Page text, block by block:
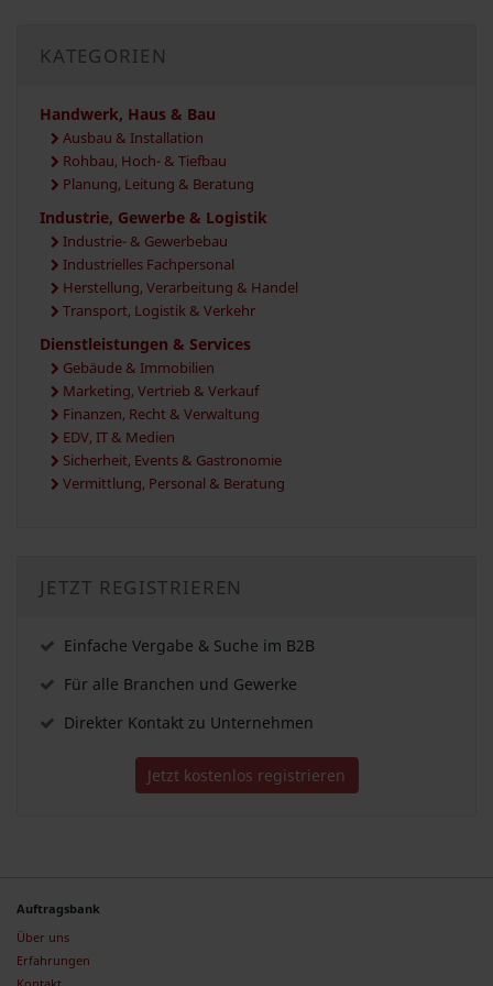
KATEGORIEN
Handwerk, Haus & Bau
Ausbau & Installation
Rohbau, Hoch- & Tiefbau
Planung, Leitung & Beratung
Industrie, Gewerbe & Logistik
Industrie- & Gewerbebau
Industrielles Fachpersonal
Herstellung, Verarbeitung & Handel
Transport, Logistik & Verkehr
Dienstleistungen & Services
Gebäude & Immobilien
Marketing, Vertrieb & Verkauf
Finanzen, Recht & Verwaltung
EDV, IT & Medien
Sicherheit, Events & Gastronomie
Vermittlung, Personal & Beratung
JETZT REGISTRIEREN
Einfache Vergabe & Suche im B2B
Für alle Branchen und Gewerke
Direkter Kontakt zu Unternehmen
Jetzt kostenlos registrieren
Auftragsbank
Über uns
Erfahrungen